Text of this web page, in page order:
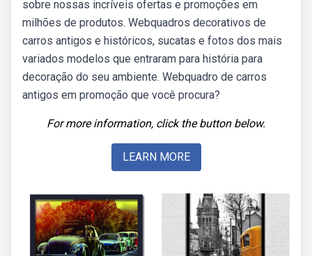
sobre nossas incríveis ofertas e promoções em
milhões de produtos. Webquadros decorativos de
carros antigos e históricos, sucatas e fotos dos mais
variados modelos que entraram para história para
decoração do seu ambiente. Webquadro de carros
antigos em promoção que você procura?
For more information, click the button below.
LEARN MORE